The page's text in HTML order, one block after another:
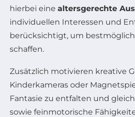
hierbei eine altersgerechte
individuellen Interessen und
berücksichtigt, um
schaffen.
Zusätzlich motivieren kreative
Kinderkameras oder
Fantasie zu entfalten und
sowie feinmotorische